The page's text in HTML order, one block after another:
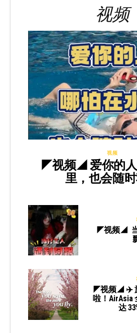
视频
视频
◤视频◢ 爱你的
里，也会随
◤视频◢
◤视频◢ ✈️
啦！AirAsia
达